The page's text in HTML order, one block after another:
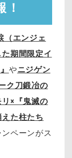
（エンジェ
期間限定イ
やニジゲン
ク刀鍛冶の
×『鬼滅の
た柱たち
ペーンがス